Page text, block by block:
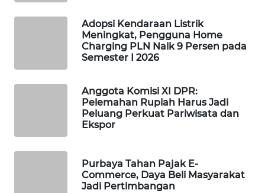
Adopsi Kendaraan Listrik
Meningkat, Pengguna Home
Charging PLN Naik 9 Persen pada
Semester I 2026
Anggota Komisi XI DPR:
Pelemahan Rupiah Harus Jadi
Peluang Perkuat Pariwisata dan
Ekspor
Purbaya Tahan Pajak E-
Commerce, Daya Beli Masyarakat
Jadi Pertimbangan
KONSUMEN
KELISTRIKAN